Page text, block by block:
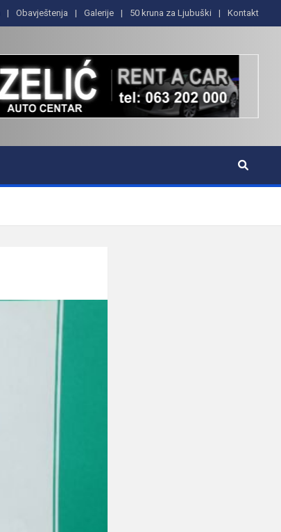
Obavještenja Galerije 50 kruna za Ljubuški Kontakt